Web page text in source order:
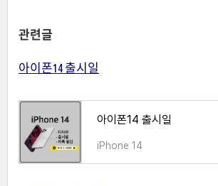
관련글
아이폰14 출시일
아이폰14 출시일
iPhone 14